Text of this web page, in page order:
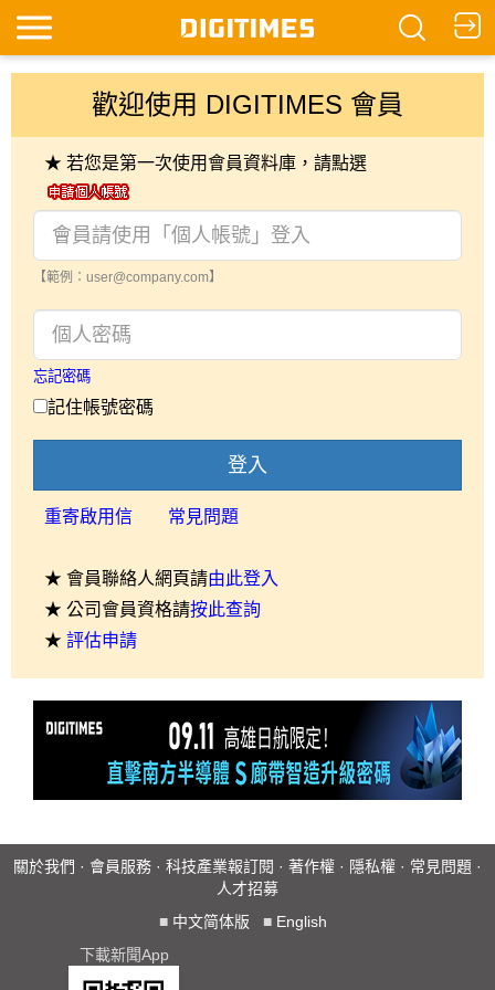
歡迎使用 DIGITIMES 會員
★ 若您是第一次使用會員資料庫，請點選
【範例：user@company.com】
忘記密碼
記住帳號密碼
登入
重寄啟用信 常見問題
★ 會員聯絡人網頁請由此登入
★ 公司會員資格請按此查詢
★ 評估申請
關於我們 · 會員服務 · 科技產業報訂閱 · 著作權 · 隱私權 · 常見問題 ·
人才招募
■ 中文简体版 ■ English
下載新聞App